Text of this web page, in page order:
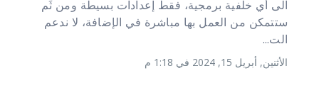
الى أي خلفية برمجية، فقط إعدادات بسيطة ومن ثَم
ستتمكن من العمل بها مباشرة في الإضافة، لا ندعم
الت...
الأثنين, أبريل 15, 2024 في 1:18 م